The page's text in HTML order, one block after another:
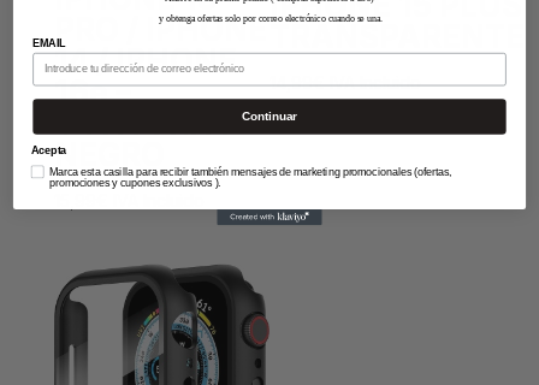
PRO / IPHONE
14 / IPHONE
16e –
NEGRO
14,99€ IVA Incluido
y obtenga ofertas solo por correo electrónico cuando se una.
EMAIL
Continuar
Acepta
Marca esta casilla para recibir también mensajes de marketing promocionales (ofertas,
promociones y cupones exclusivos ).